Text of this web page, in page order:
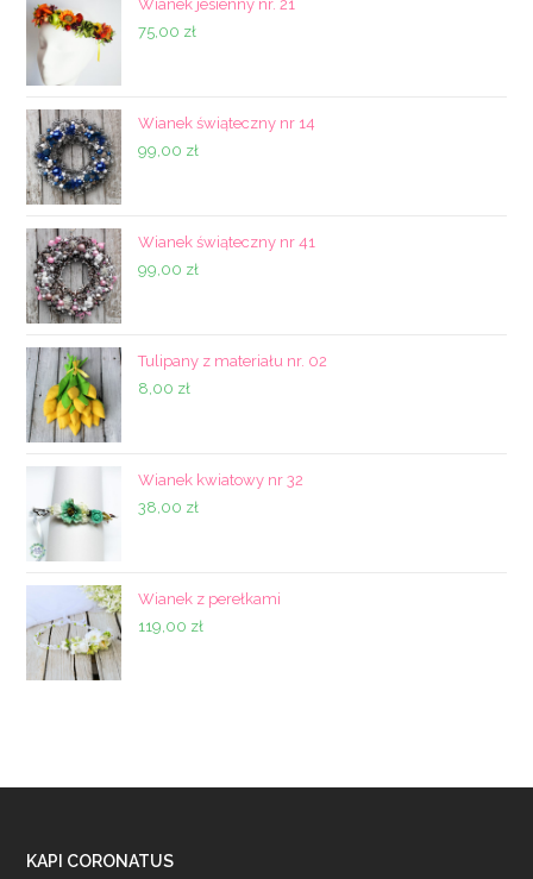
Wianek jesienny nr. 21
75,00 zł
Wianek świąteczny nr 14
99,00 zł
Wianek świąteczny nr 41
99,00 zł
Tulipany z materiału nr. 02
8,00 zł
Wianek kwiatowy nr 32
38,00 zł
Wianek z perełkami
119,00 zł
KAPI CORONATUS